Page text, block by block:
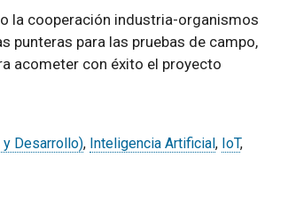
la cooperación industria-organismos
punteras para las pruebas de campo,
acometer con éxito el proyecto
Desarrollo), Inteligencia Artificial, IoT,